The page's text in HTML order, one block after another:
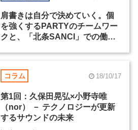
肩書きは自分で決めていく。個
を強くするPARTYのチームワー
クと、「北条SANCI」での働き
コラム 18/10/17
第1回：久保田晃弘×小野寺唯
（nor） － テクノロジーが更新
するサウンドの未来